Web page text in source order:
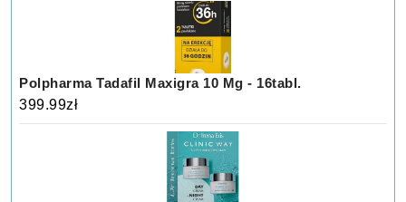
Polpharma Tadafil Maxigra 10 Mg - 16tabl.
399.99zł